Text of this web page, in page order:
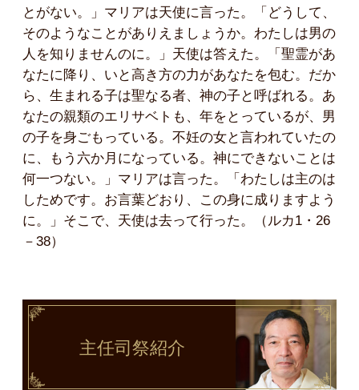
とがない。」マリアは天使に言った。「どうして、
そのようなことがありえましょうか。わたしは男の
人を知りませんのに。」天使は答えた。「聖霊があ
なたに降り、いと高き方の力があなたを包む。だか
ら、生まれる子は聖なる者、神の子と呼ばれる。あ
なたの親類のエリサベトも、年をとっているが、男
の子を身ごもっている。不妊の女と言われていたの
に、もう六か月になっている。神にできないことは
何一つない。」マリアは言った。「わたしは主のは
しためです。お言葉どおり、この身に成りますよう
に。」そこで、天使は去って行った。（ルカ1・26
－38）
主任司祭紹介